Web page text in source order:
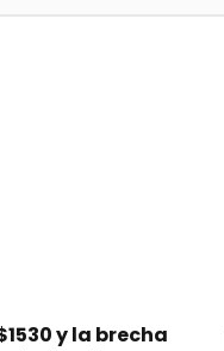
y la brecha